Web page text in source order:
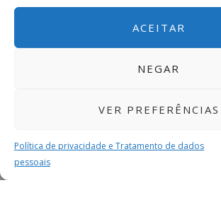
ACEITAR
NEGAR
VER PREFERÊNCIAS
Política de privacidade e Tratamento de dados
pessoais